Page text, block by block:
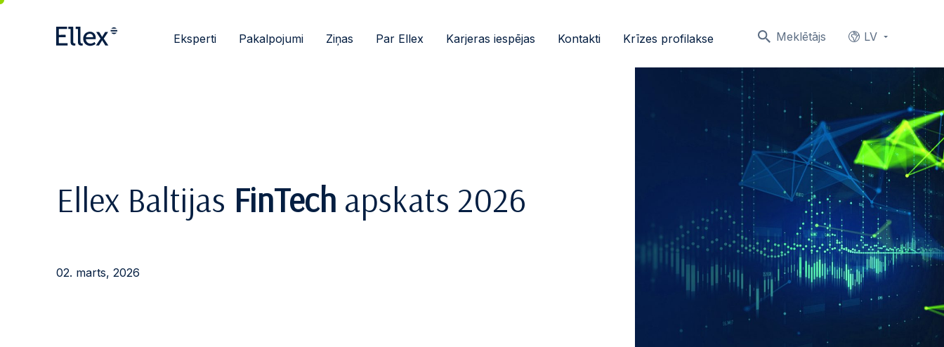
Meklētājs LV
Eksperti Pakalpojumi Ziņas Par Ellex Karjeras iespējas Kontakti Krīzes profilakse
Ellex Baltijas FinTech apskats 2026
02. marts, 2026